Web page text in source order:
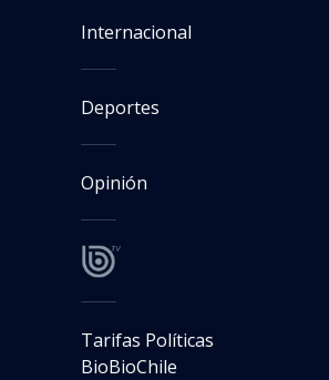
Internacional
Deportes
Opinión
Tarifas Políticas
BioBioChile